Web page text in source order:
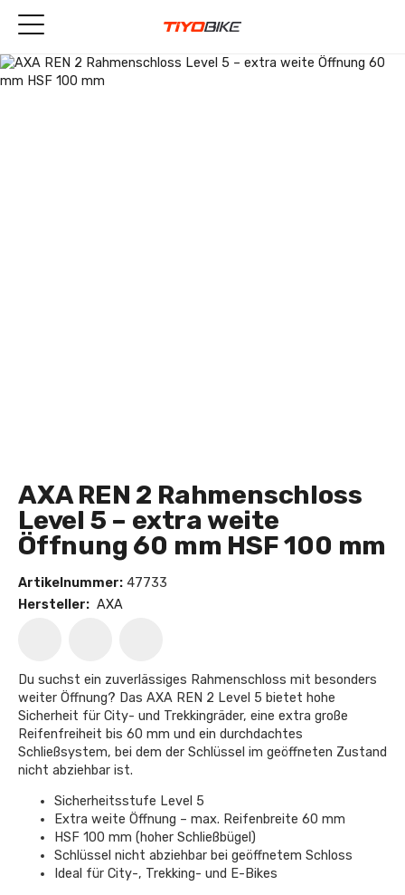
AXA REN 2 Rahmenschloss
Level 5 – extra weite
Öffnung 60 mm HSF 100 mm
Artikelnummer: 47733
Hersteller: AXA
Du suchst ein zuverlässiges Rahmenschloss mit besonders
weiter Öffnung? Das AXA REN 2 Level 5 bietet hohe
Sicherheit für City- und Trekkingräder, eine extra große
Reifenfreiheit bis 60 mm und ein durchdachtes
Schließsystem, bei dem der Schlüssel im geöffneten Zustand
nicht abziehbar ist.
Sicherheitsstufe Level 5
Extra weite Öffnung – max. Reifenbreite 60 mm
HSF 100 mm (hoher Schließbügel)
Schlüssel nicht abziehbar bei geöffnetem Schloss
Ideal für City-, Trekking- und E-Bikes